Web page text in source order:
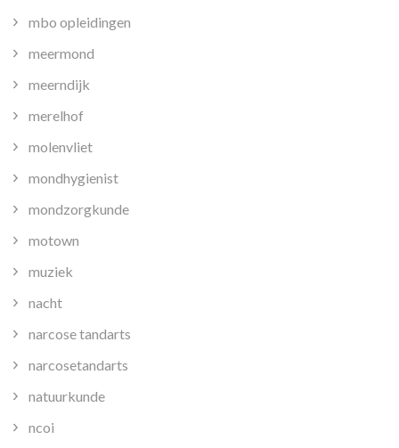
mbo opleidingen
meermond
meerndijk
merelhof
molenvliet
mondhygienist
mondzorgkunde
motown
muziek
nacht
narcose tandarts
narcosetandarts
natuurkunde
ncoi